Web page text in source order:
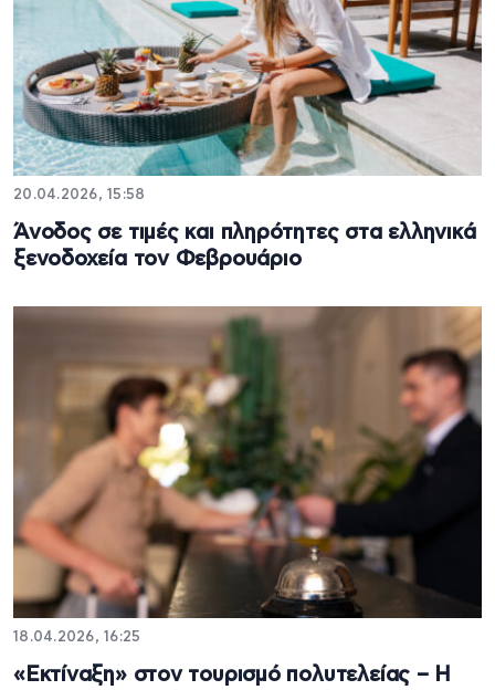
20.04.2026, 15:58
Άνοδος σε τιμές και πληρότητες στα ελληνικά
ξενοδοχεία τον Φεβρουάριο
18.04.2026, 16:25
«Εκτίναξη» στον τουρισμό πολυτελείας – Η